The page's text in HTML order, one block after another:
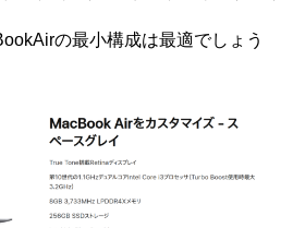
の最小構成は最適でしょう